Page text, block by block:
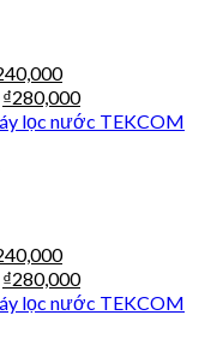
₫280,000
lọc nước TEKCOM
₫280,000
lọc nước TEKCOM